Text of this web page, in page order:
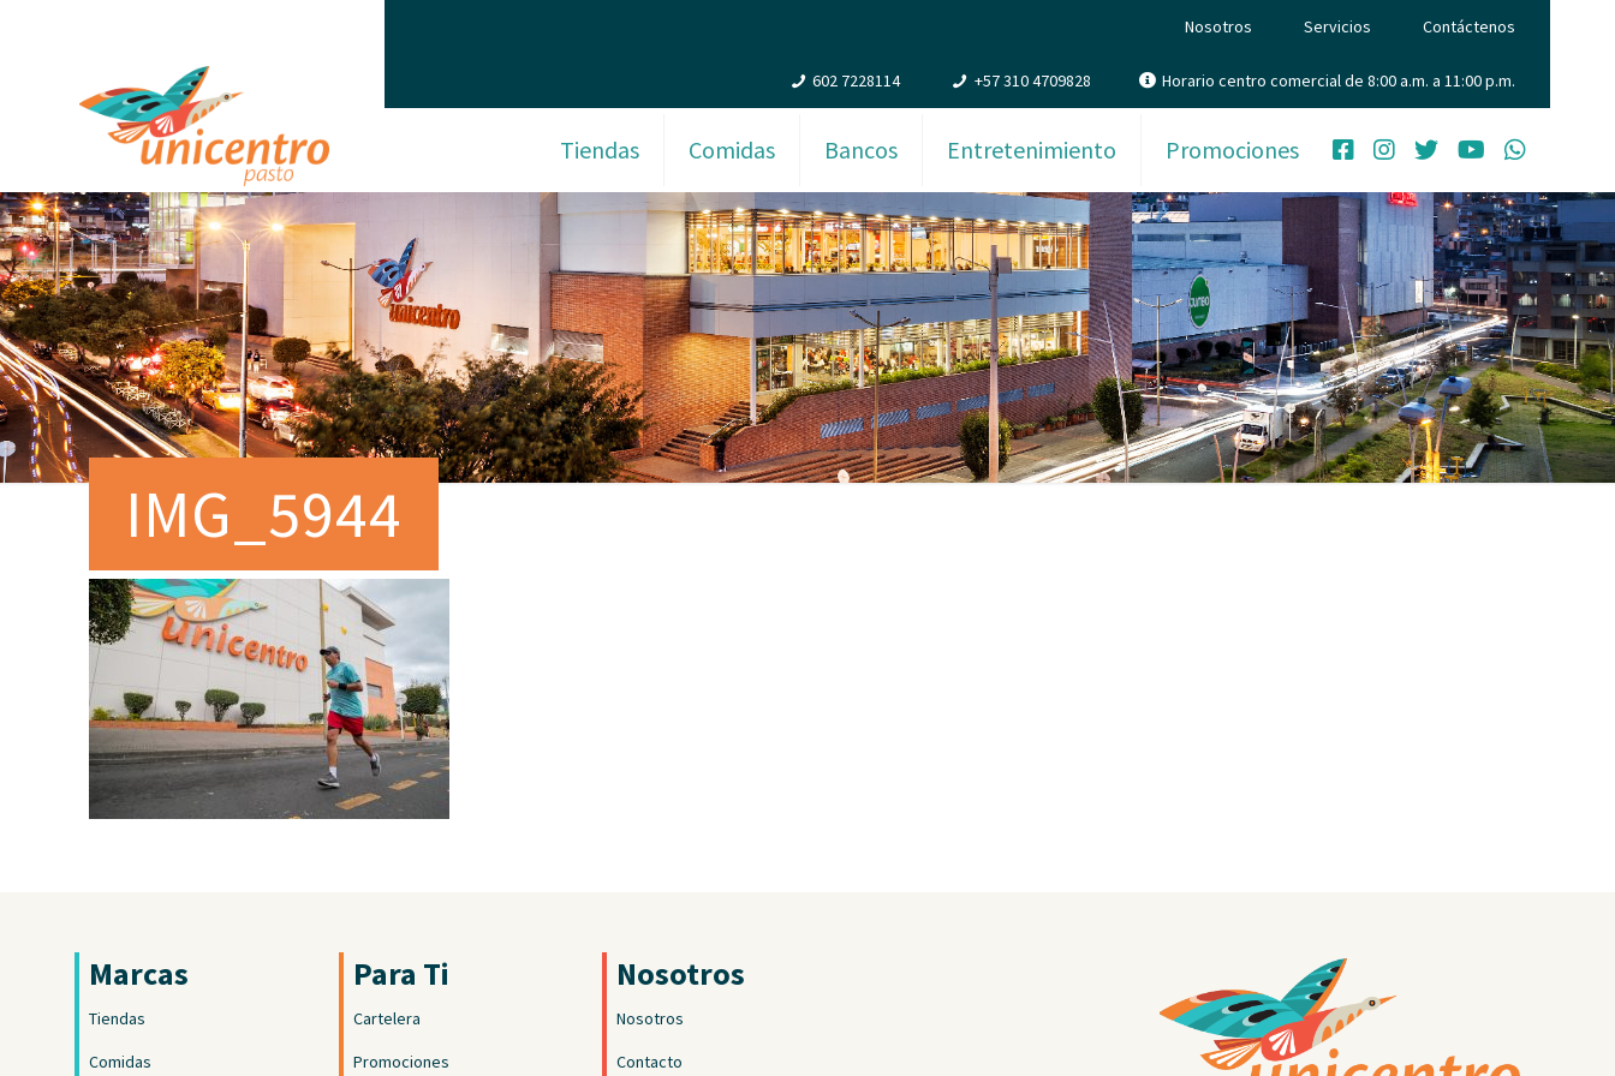
Nosotros Servicios Contáctenos
602 7228114 +57 310 4709828 Horario centro comercial de 8:00 a.m. a 11:00 p.m.
Tiendas Comidas Bancos Entretenimiento Promociones
IMG_5944
Marcas
Tiendas
Comidas
Para Ti
Cartelera
Promociones
Nosotros
Nosotros
Contacto